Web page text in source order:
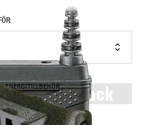
PowerPack
ENERGITILLBEHÖR
PowerPack